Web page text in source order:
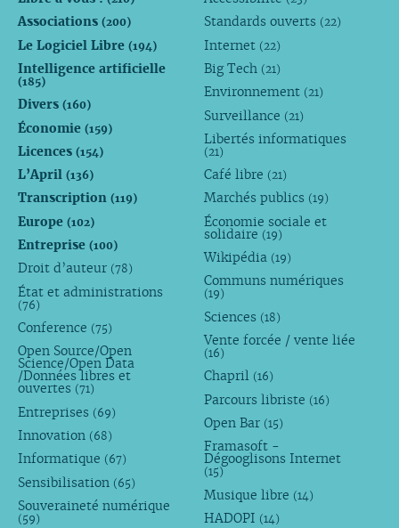
Associations (200)
Le Logiciel Libre (194)
Intelligence artificielle
(185)
Divers (160)
Économie (159)
Licences (154)
L’April (136)
Transcription (119)
Europe (102)
Entreprise (100)
Droit d’auteur (78)
État et administrations
(76)
Conference (75)
Open Source/Open
Science/Open Data
/Données libres et
ouvertes (71)
Entreprises (69)
Innovation (68)
Informatique (67)
Sensibilisation (65)
Souveraineté numérique
(59)
Standards ouverts (22)
Internet (22)
Big Tech (21)
Environnement (21)
Surveillance (21)
Libertés informatiques
(21)
Café libre (21)
Marchés publics (19)
Économie sociale et
solidaire (19)
Wikipédia (19)
Communs numériques
(19)
Sciences (18)
Vente forcée / vente liée
(16)
Chapril (16)
Parcours libriste (16)
Open Bar (15)
Framasoft -
Dégooglisons Internet
(15)
Musique libre (14)
HADOPI (14)